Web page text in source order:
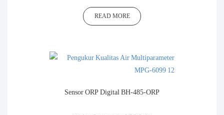
READ MORE
Sensor ORP Digital BH-485-ORP